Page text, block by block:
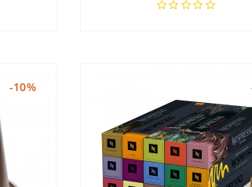
-10%